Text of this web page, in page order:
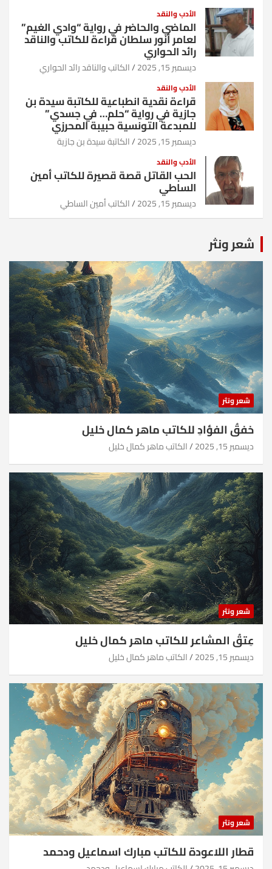
الأدب والنقد
الماضي والحاضر في رواية “وادي الغيم”
لعامر أنور سلطان قراءة للكاتب والناقد
رائد الحواري
ديسمبر 15, 2025 الكاتب والناقد رائد الحواري
الأدب والنقد
قراءة نقدية انطباعية للكاتبة سيدة بن
جازية في رواية “حلم… في جسدي”
للمبدعة التونسية حبيبة المحرزي
ديسمبر 15, 2025 الكاتبة سيدة بن جازية
الأدب والنقد
الحب القاتل قصة قصيرة للكاتب أمين
الساطي
ديسمبر 15, 2025 الكاتب أمين الساطي
شعر ونثر
شعر ونثر
خفقُ الفؤادِ للكاتب ماهر كمال خليل
ديسمبر 15, 2025 الكاتب ماهر كمال خليل
شعر ونثر
عِتقُ المشاعر للكاتب ماهر كمال خليل
ديسمبر 15, 2025 الكاتب ماهر كمال خليل
شعر ونثر
قطار اللاعودة للكاتب مبارك اسماعيل ودحمد